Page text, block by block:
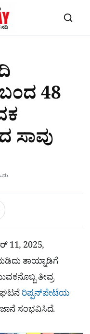
48
ಸಾವು
11, 2025,
ತಾಯ್ನಾಡಿಗೆ
ತೀವ್ರ
ಘಟನೆರಿಪ್ಪನ್‌ಪೇಟೆಯ
ಸಂಭವಿಸಿದೆ.